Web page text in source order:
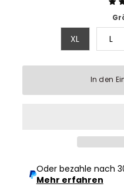
XL L
In den
Oder bezahle nach
Mehr erfahren